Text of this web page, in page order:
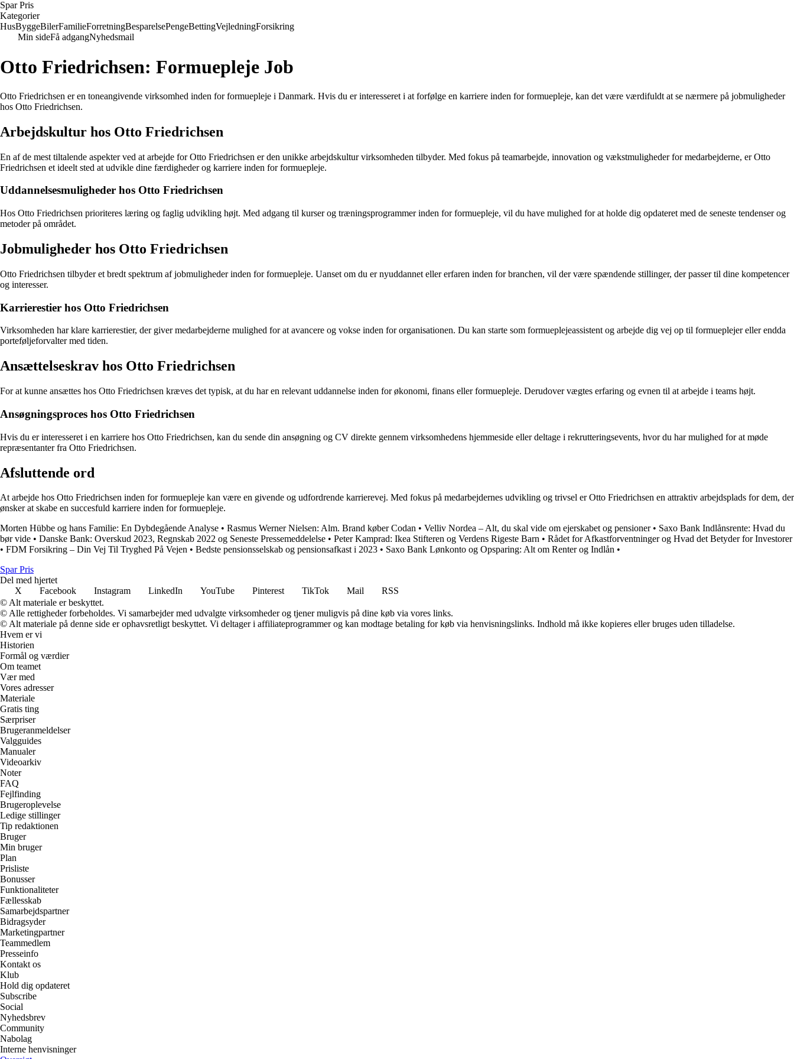
Spar Pris
Kategorier
HusByggeBilerFamilieForretningBesparelsePengeBettingVejledningForsikring
Min sideFå adgangNyhedsmail
Otto Friedrichsen: Formuepleje Job
Otto Friedrichsen er en toneangivende virksomhed inden for formuepleje i Danmark. Hvis du er interesseret i at forfølge en karriere inden for formuepleje, kan det være værdifuldt at se nærmere på jobmuligheder
hos Otto Friedrichsen.
Arbejdskultur hos Otto Friedrichsen
En af de mest tiltalende aspekter ved at arbejde for Otto Friedrichsen er den unikke arbejdskultur virksomheden tilbyder. Med fokus på teamarbejde, innovation og vækstmuligheder for medarbejderne, er Otto
Friedrichsen et ideelt sted at udvikle dine færdigheder og karriere inden for formuepleje.
Uddannelsesmuligheder hos Otto Friedrichsen
Hos Otto Friedrichsen prioriteres læring og faglig udvikling højt. Med adgang til kurser og træningsprogrammer inden for formuepleje, vil du have mulighed for at holde dig opdateret med de seneste tendenser og
metoder på området.
Jobmuligheder hos Otto Friedrichsen
Otto Friedrichsen tilbyder et bredt spektrum af jobmuligheder inden for formuepleje. Uanset om du er nyuddannet eller erfaren inden for branchen, vil der være spændende stillinger, der passer til dine kompetencer
og interesser.
Karrierestier hos Otto Friedrichsen
Virksomheden har klare karrierestier, der giver medarbejderne mulighed for at avancere og vokse inden for organisationen. Du kan starte som formueplejeassistent og arbejde dig vej op til formueplejer eller endda
porteføljeforvalter med tiden.
Ansættelseskrav hos Otto Friedrichsen
For at kunne ansættes hos Otto Friedrichsen kræves det typisk, at du har en relevant uddannelse inden for økonomi, finans eller formuepleje. Derudover vægtes erfaring og evnen til at arbejde i teams højt.
Ansøgningsproces hos Otto Friedrichsen
Hvis du er interesseret i en karriere hos Otto Friedrichsen, kan du sende din ansøgning og CV direkte gennem virksomhedens hjemmeside eller deltage i rekrutteringsevents, hvor du har mulighed for at møde
repræsentanter fra Otto Friedrichsen.
Afsluttende ord
At arbejde hos Otto Friedrichsen inden for formuepleje kan være en givende og udfordrende karrierevej. Med fokus på medarbejdernes udvikling og trivsel er Otto Friedrichsen en attraktiv arbejdsplads for dem, der
ønsker at skabe en succesfuld karriere inden for formuepleje.
Morten Hübbe og hans Familie: En Dybdegående Analyse • Rasmus Werner Nielsen: Alm. Brand køber Codan • Velliv Nordea – Alt, du skal vide om ejerskabet og pensioner• Saxo Bank Indlånsrente: Hvad du
bør vide • Danske Bank: Overskud 2023, Regnskab 2022 og Seneste Pressemeddelelse • Peter Kamprad: Ikea Stifteren og Verdens Rigeste Barn • Rådet for Afkastforventninger og Hvad det Betyder for Investorer
• FDM Forsikring – Din Vej Til Tryghed På Vejen • Bedste pensionsselskab og pensionsafkast i 2023 • Saxo Bank Lønkonto og Opsparing: Alt om Renter og Indlån •
Spar Pris
Del med hjertet
X
Facebook Instagram LinkedIn YouTube Pinterest TikTok Mail
RSS
© Alt materiale er beskyttet.
© Alle rettigheder forbeholdes. Vi samarbejder med udvalgte virksomheder og tjener muligvis på dine køb via vores links.
© Alt materiale på denne side er ophavsretligt beskyttet. Vi deltager i affiliateprogrammer og kan modtage betaling for køb via henvisningslinks. Indhold må ikke kopieres eller bruges uden tilladelse.
Hvem er vi
Historien
Formål og værdier
Om teamet
Vær med
Vores adresser
Materiale
Gratis ting
Særpriser
Brugeranmeldelser
Valgguides
Manualer
Videoarkiv
Noter
FAQ
Fejlfinding
Brugeroplevelse
Ledige stillinger
Tip redaktionen
Bruger
Min bruger
Plan
Prisliste
Bonusser
Funktionaliteter
Fællesskab
Samarbejdspartner
Bidragsyder
Marketingpartner
Teammedlem
Presseinfo
Kontakt os
Klub
Hold dig opdateret
Subscribe
Social
Nyhedsbrev
Community
Nabolag
Interne henvisninger